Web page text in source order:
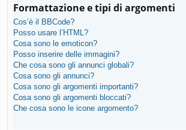
Formattazione e tipi di argomenti
Cos’è il BBCode?
Posso usare l’HTML?
Cosa sono le emoticon?
Posso inserire delle immagini?
Che cosa sono gli annunci globali?
Cosa sono gli annunci?
Cosa sono gli argomenti importanti?
Cosa sono gli argomenti bloccati?
Che cosa sono le icone argomento?